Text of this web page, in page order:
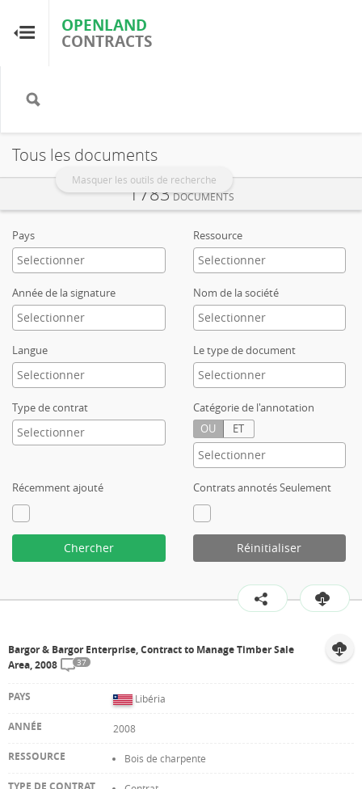
OPENLAND
CONTRACTS
Masquer les outils de recherche
OPENLAND
CONTRACTS
Accueil
Parcourir par pays
Parcourir par ressource
Utilisation de ce site
glossaire
FAQ
Tous les documents
Pays Ressource
Année de la signature Nom de la société
Langue Le type de document
Type de contrat
Catégorie de l'annotation
OU
ET
Récemment ajouté Contrats annotés Seulement
Chercher Réinitialiser
1783DOCUMENTS
Bargor & Bargor Enterprise, Contract to Manage Timber Sale
Area, 2008
37
Libéria
2008
Bois de charpente